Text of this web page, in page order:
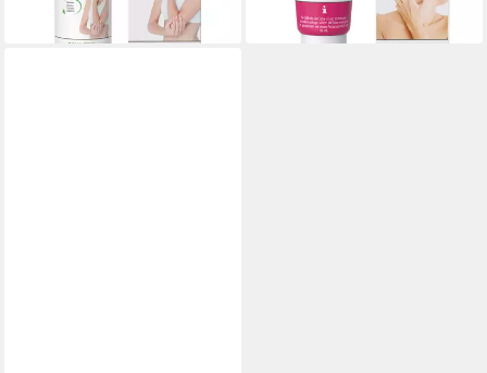
in 3-4 Werktagen bei dir